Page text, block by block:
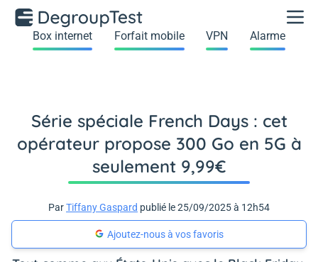
Box internet Forfait mobile VPN Alarme
Série spéciale French Days : cet
opérateur propose 300 Go en 5G à
seulement 9,99€
ParTiffany Gaspard publié le 25/09/2025 à 12h54
Ajoutez-nous à vos favoris